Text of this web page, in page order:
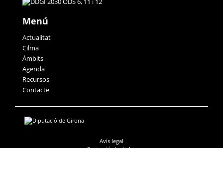
Menú
Actualitat
Cilma
Àmbits
Agenda
Recursos
Contacte
Avís legal
Protecció de dades